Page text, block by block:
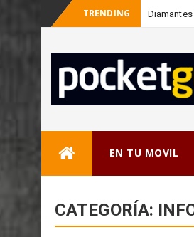
TRENDING
EN TU MOVIL
CATEGORÍA: